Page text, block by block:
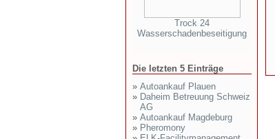
Trock 24
Wasserschadenbeseitigung
Die letzten 5 Einträge
» Autoankauf Plauen
» Daheim Betreuung Schweiz
AG
» Autoankauf Magdeburg
» Pheromony